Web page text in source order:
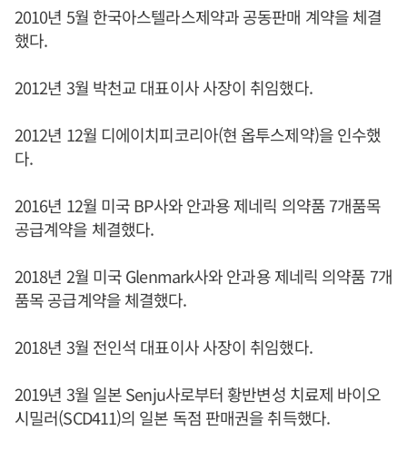
2010년 5월 한국아스텔라스제약과 공동판매 계약을 체결
했다.
2012년 3월 박천교 대표이사 사장이 취임했다.
2012년 12월 디에이치피코리아(현 옵투스제약)을 인수했
다.
2016년 12월 미국 BP사와 안과용 제네릭 의약품 7개품목
공급계약을 체결했다.
2018년 2월 미국 Glenmark사와 안과용 제네릭 의약품 7개
품목 공급계약을 체결했다.
2018년 3월 전인석 대표이사 사장이 취임했다.
2019년 3월 일본 Senju사로부터 황반변성 치료제 바이오
시밀러(SCD411)의 일본 독점 판매권을 취득했다.